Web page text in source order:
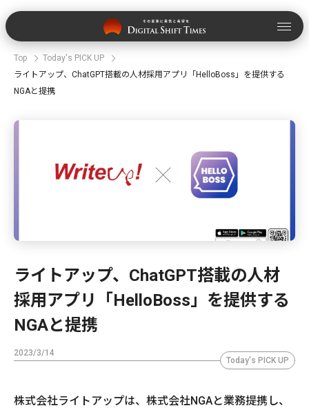
Top
Today's PICK UP
ライトアップ、ChatGPT搭載の人材採用アプリ「HelloBoss」を提供する
NGAと提携
ライトアップ、ChatGPT搭載の人材
採用アプリ「HelloBoss」を提供する
NGAと提携
2023/3/14
Today's PICK UP
株式会社ライトアップは、株式会社NGAと業務提携し、